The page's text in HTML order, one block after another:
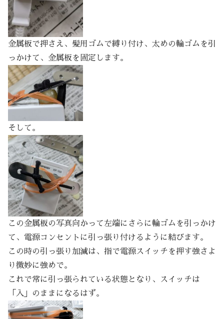
金属板で押さえ、髪用ゴムで縛り付け、太めの輪ゴムを引
っかけて、金属板を固定します。
そして。
この金属板の写真向かって左端にさらに輪ゴムを引っかけ
て、電源コンセントに引っ張り付けるように結びます。
この時の引っ張り加減は、指で電源スイッチを押す強さよ
り微妙に強めで。
これで常に引っ張られている状態となり、スイッチは
「入」のままになるはず。